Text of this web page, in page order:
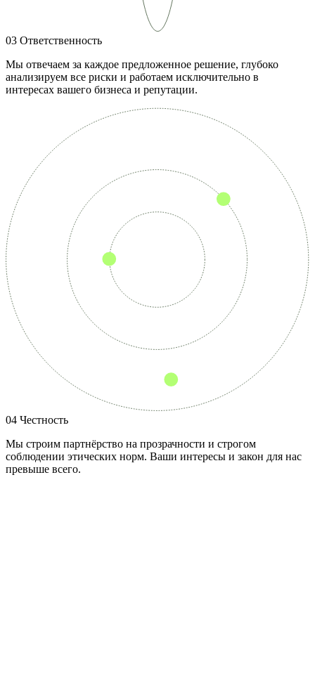
03 Ответственность
Мы отвечаем за каждое предложенное решение, глубоко
анализируем все риски и работаем исключительно в
интересах вашего бизнеса и репутации.
04 Честность
Мы строим партнёрство на прозрачности и строгом
соблюдении этических норм. Ваши интересы и закон для нас
превыше всего.